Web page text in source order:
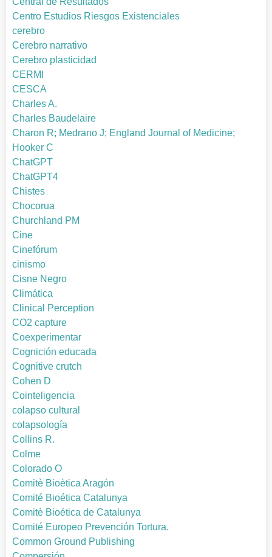
Centro Estudios Riesgos Existenciales
cerebro
Cerebro narrativo
Cerebro plasticidad
CERMI
CESCA
Charles A.
Charles Baudelaire
Charon R; Medrano J; England Journal of Medicine;
Hooker C
ChatGPT
ChatGPT4
Chistes
Chocorua
Churchland PM
Cine
Cinefórum
cinismo
Cisne Negro
Climática
Clinical Perception
CO2 capture
Coexperimentar
Cognición educada
Cognitive crutch
Cohen D
Cointeligencia
colapso cultural
colapsología
Collins R.
Colme
Colorado O
Comitè Bioètica Aragón
Comité Bioética Catalunya
Comitè Bioética de Catalunya
Comité Europeo Prevención Tortura.
Common Ground Publishing